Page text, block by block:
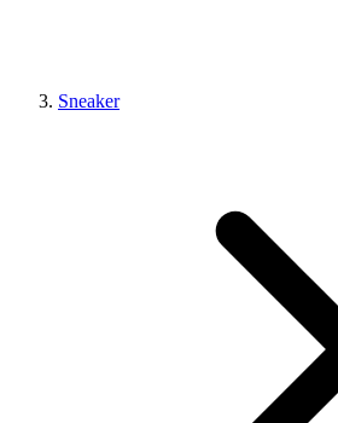
Sneaker